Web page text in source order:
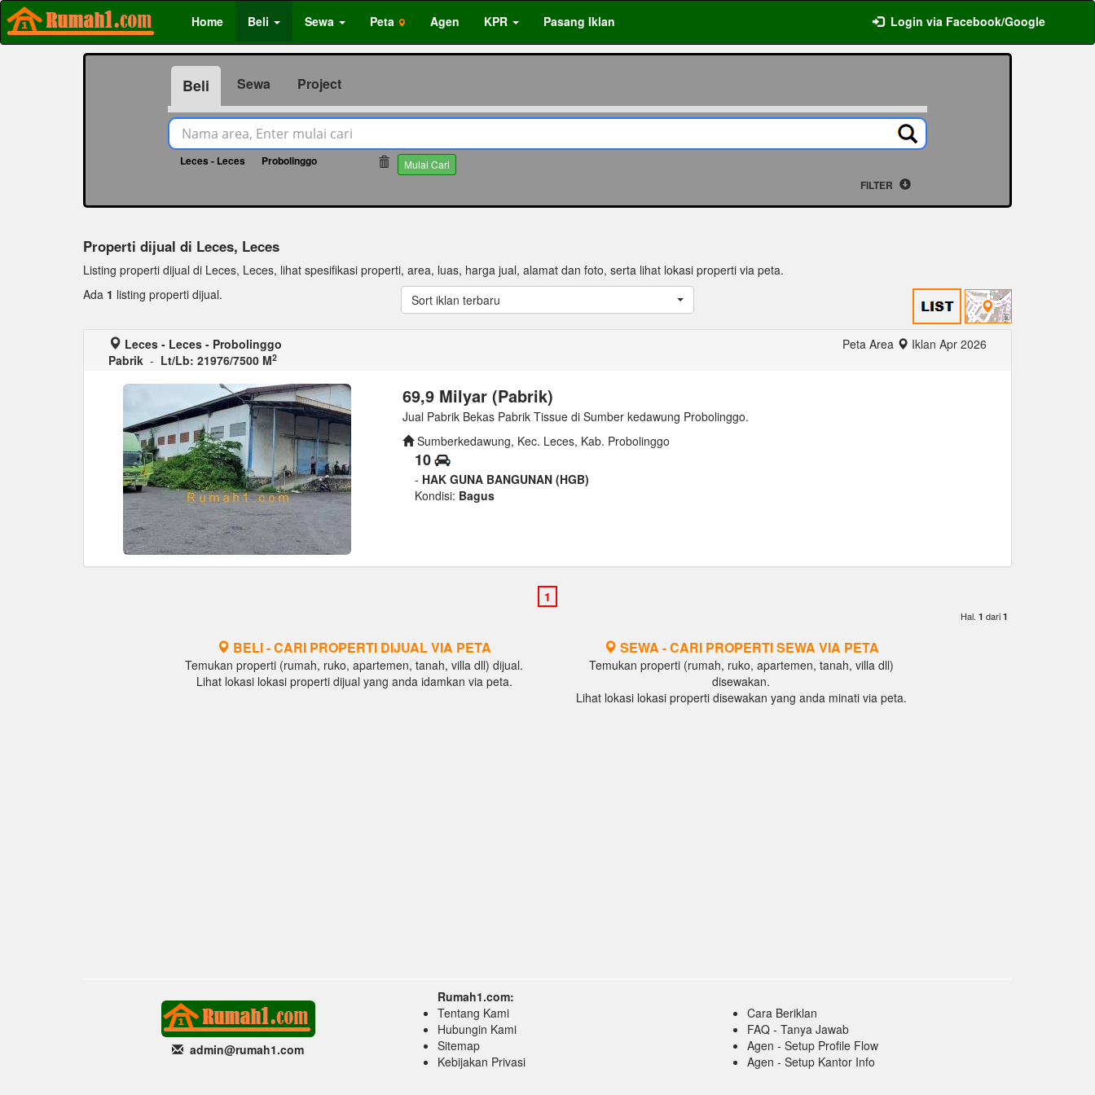
Home Beli Sewa Peta Agen KPR Pasang Iklan Login via Facebook/Google
Beli Sewa Project
Leces - Leces Probolinggo Mulai Cari
FILTER
Properti dijual di Leces, Leces
Listing properti dijual di Leces, Leces, lihat spesifikasi properti, area, luas, harga jual, alamat dan foto, serta lihat lokasi properti via peta.
Ada 1 listing properti dijual. Sort iklan terbaru
Leces - Leces - Probolinggo
Pabrik - Lt/Lb: 21976/7500 M2
Peta Area Iklan Apr 2026
69,9 Milyar (Pabrik)
Jual Pabrik Bekas Pabrik Tissue di Sumber kedawung Probolinggo.
Sumberkedawung, Kec. Leces, Kab. Probolinggo
10
- HAK GUNA BANGUNAN (HGB)
Kondisi: Bagus
Hal. 1 dari 1
BELI - CARI PROPERTI DIJUAL VIA PETA
Temukan properti (rumah, ruko, apartemen, tanah, villa dll) dijual.
Lihat lokasi lokasi properti dijual yang anda idamkan via peta.
SEWA - CARI PROPERTI SEWA VIA PETA
Temukan properti (rumah, ruko, apartemen, tanah, villa dll)
disewakan.
Lihat lokasi lokasi properti disewakan yang anda minati via peta.
admin@rumah1.com
Rumah1.com:
Tentang Kami
Hubungin Kami
Sitemap
Kebijakan Privasi
Cara Beriklan
FAQ - Tanya Jawab
Agen - Setup Profile Flow
Agen - Setup Kantor Info